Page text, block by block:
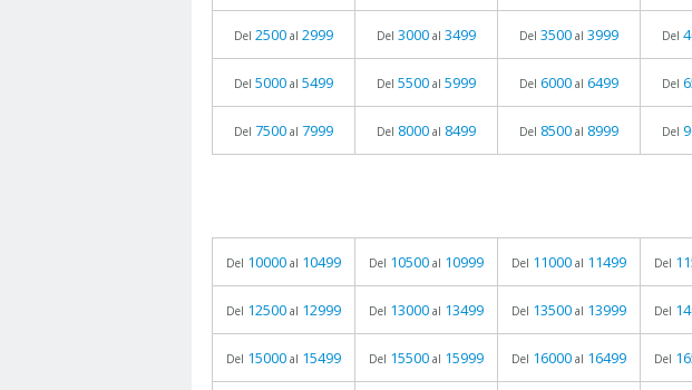
Del 2500 al 2999 Del 3000 al 3499 Del 3500 al 3999 Del
Del 5000 al 5499 Del 5500 al 5999 Del 6000 al 6499 Del
Del 7500 al 7999 Del 8000 al 8499 Del 8500 al 8999 Del
Del 10000 al 10499 Del 10500 al 10999 Del 11000 al 11499 Del
Del 12500 al 12999 Del 13000 al 13499 Del 13500 al 13999 Del
Del 15000 al 15499 Del 15500 al 15999 Del 16000 al 16499 Del